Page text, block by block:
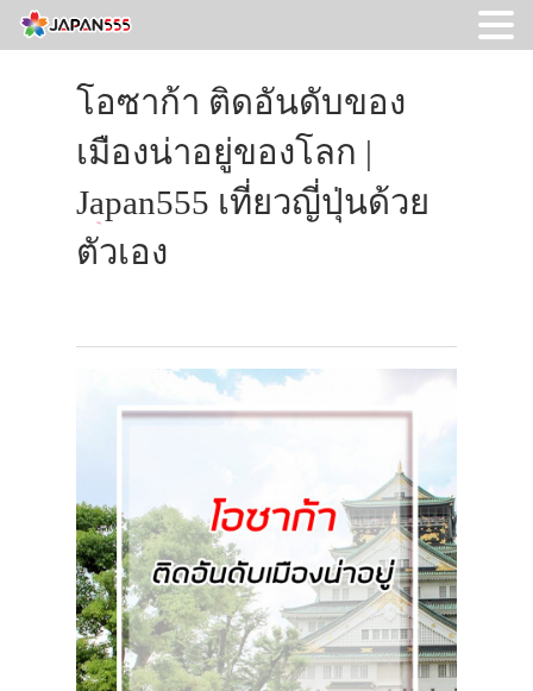
โอซาก้า ติดอันดับของ
เมืองน่าอยู่ของโลก |
Japan555 เที่ยวญี่ปุ่นด้วย
ตัวเอง